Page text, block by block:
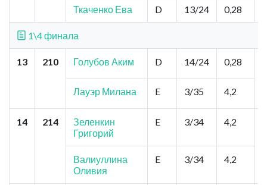
Ткаченко Ева D 13/24 0,28
1\4 финала
13 210 Голубов Аким D 14/24 0,28
Лауэр Милана E 3/35 4,2
14 214
Зеленкин
Григорий
E 3/34 4,2
Валиуллина
Оливия
E 3/34 4,2